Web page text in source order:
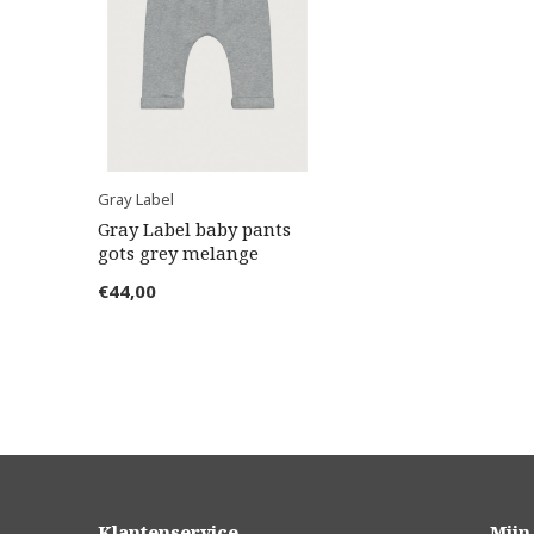
Gray Label
Gray Label baby pants
gots grey melange
€44,00